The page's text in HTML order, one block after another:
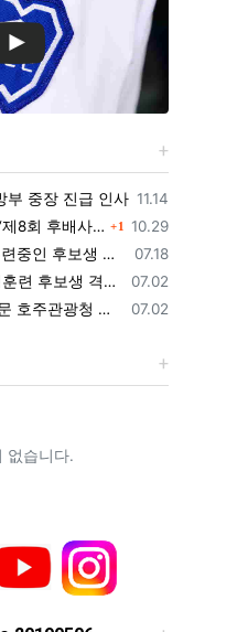
등록일
11.14
중장 진급 인사
등록일
10.29
어.. 장학기금 3억 7,620만원 조성 1
등록일
07.18
후보생 위문 후기
등록일
07.02
방문 안내 - 7월9일(수)
등록일
07.02
전에 한국화 최초 초청 전시회
등록일
05.02
특별법 공청회
등록일
01.22
대W’에 ROTC 동문 4인이 출연
(34기/공병).황주봉(36기/보병).김희찬(36기/기갑)
없습니다.